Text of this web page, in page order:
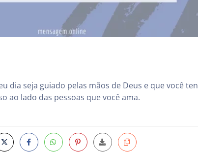
dia seja guiado pelas mãos de Deus e que você
ao lado das pessoas que você ama.